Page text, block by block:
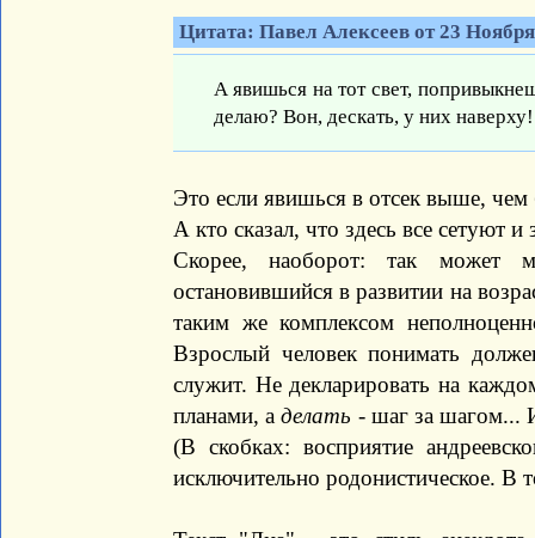
Цитата: Павел Алексеев от 23
А явишься на тот свет,
делаю? Вон, дескать, у них наверху!
Это если явишься в отсек выше,
А кто сказал, что здесь все сетуют
Скорее, наоборот: так может
остановившийся в развитии на
таким же комплексом
Взрослый человек понимать
служит. Не декларировать на
планами, аделать - шаг за шагом...
(В скобках: восприятие
исключительно родонистическое. В